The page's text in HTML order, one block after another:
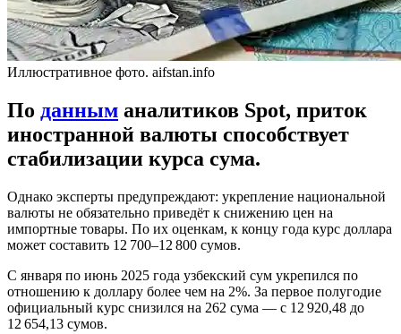
Иллюстративное фото. aifstan.info
По данным аналитиков Spot, приток
иностранной валюты способствует
стабилизации курса сума.
Однако эксперты предупреждают: укрепление национальной
валюты не обязательно приведёт к снижению цен на
импортные товары. По их оценкам, к концу года курс доллара
может составить 12 700–12 800 сумов.
С января по июнь 2025 года узбекский сум укрепился по
отношению к доллару более чем на 2%. За первое полугодие
официальный курс снизился на 262 сума — с 12 920,48 до
12 654,13 сумов.